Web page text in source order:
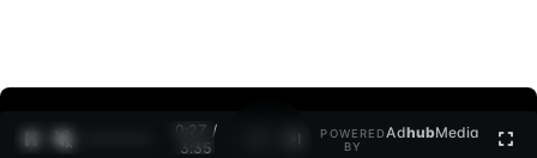
0:28 /
3:35
POWERED
BY
AdhubMedia